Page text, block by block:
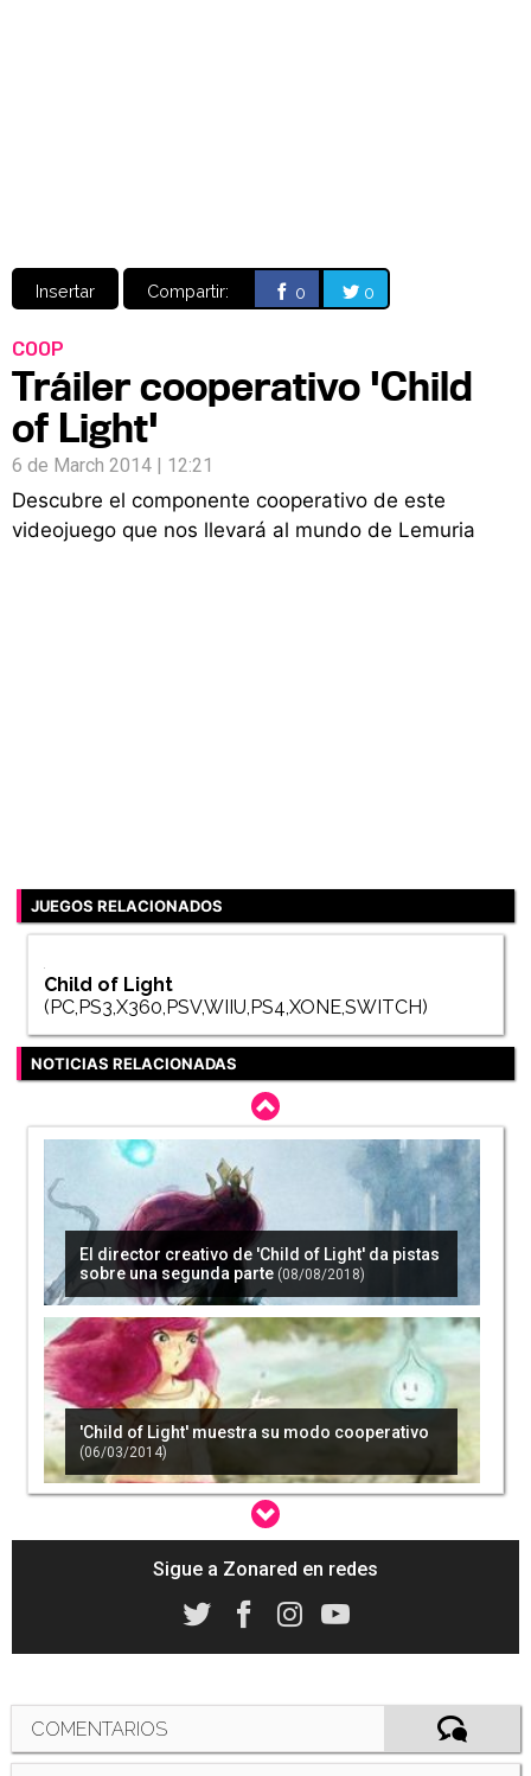
Insertar Compartir: 0 0
COOP
Tráiler cooperativo 'Child
of Light'
6 de March 2014 | 12:21
Descubre el componente cooperativo de este
videojuego que nos llevará al mundo de Lemuria
JUEGOS RELACIONADOS
Child of Light
(PC,PS3,X360,PSV,WIIU,PS4,XONE,SWITCH)
NOTICIAS RELACIONADAS
El director creativo de 'Child of Light' da pistas
sobre una segunda parte (08/08/2018)
'Child of Light' muestra su modo cooperativo
(06/03/2014)
'Zelda: Ocarina of Time' en la eShop de Wii U
Sigue a Zonared en redes
COMENTARIOS